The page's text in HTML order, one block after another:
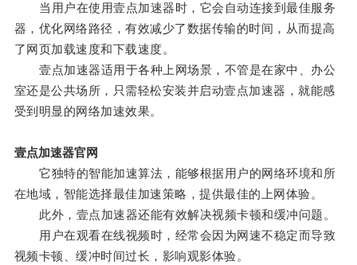
当用户在使用壹点加速器时，它会自动连接到最佳服务
器，优化网络路径，有效减少了数据传输的时间，从而提高
了网页加载速度和下载速度。
壹点加速器适用于各种上网场景，不管是在家中、办公
室还是公共场所，只需轻松安装并启动壹点加速器，就能感
受到明显的网络加速效果。
壹点加速器官网
它独特的智能加速算法，能够根据用户的网络环境和所
在地域，智能选择最佳加速策略，提供最佳的上网体验。
此外，壹点加速器还能有效解决视频卡顿和缓冲问题。
用户在观看在线视频时，经常会因为网速不稳定而导致
视频卡顿、缓冲时间过长，影响观影体验。